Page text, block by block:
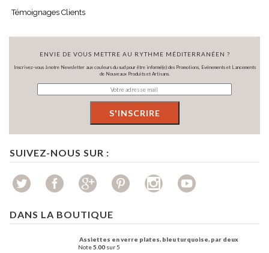
Témoignages Clients
ENVIE DE VOUS METTRE AU RYTHME MÉDITERRANÉEN ?
Inscrivez-vous à notre Newsletter aux couleurs du sud pour être informé(e) des Promotions, Evénements et Lancements
de Nouveaux Produits et Artisans.
SUIVEZ-NOUS SUR :
DANS LA BOUTIQUE
Assiettes en verre plates, bleu turquoise, par deux
Note5.00 sur 5